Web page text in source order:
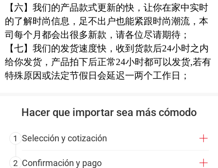
【六】 我们的产品款式更新的快，让你在家中实时
的了解时尚信息，足不出户也能紧跟时尚潮流，本
司每个月都会出很多新款，请各位尽请期待；
【七】 我们的发货速度快，收到货款后24小时之内
给你发货，产品拍下后正常24小时都可以发货,若有
特殊原因或法定节假日会延迟一两个工作日；
Hacer que importar sea más cómodo
1 Selección y cotización
2 Confirmación y pago